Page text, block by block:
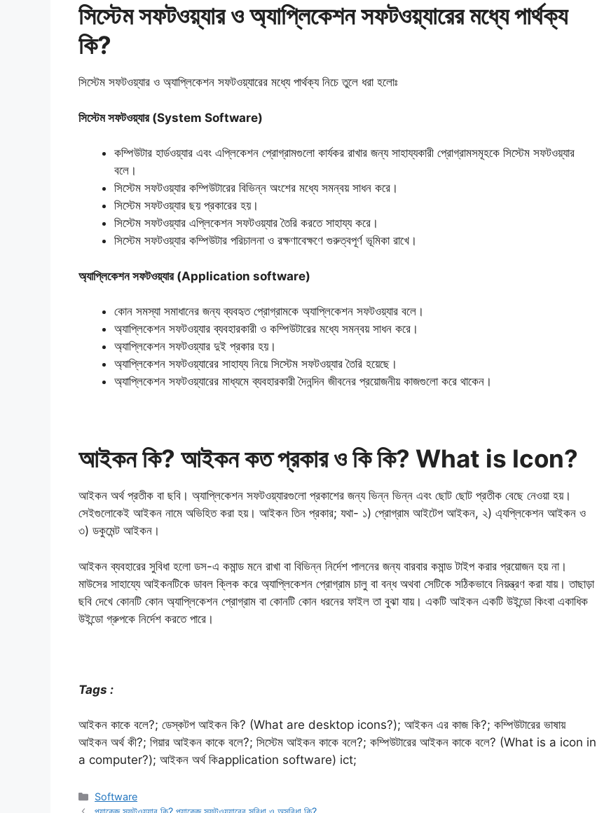
সিস্টেম সফটওয়্যার ও অ্যাপ্লিকেশন সফটওয়্যারের মধ্যে পার্থক্য
কি?
সিস্টেম সফটওয়্যার ও অ্যাপ্লিকেশন সফটওয়্যারের মধ্যে পার্থক্য নিচে তুলে ধরা হলোঃ
সিস্টেম সফটওয়্যার (System Software)
কম্পিউটার হার্ডওয়্যার এবং এপ্লিকেশন প্রোগ্রামগুলো কার্যকর রাখার জন্য সাহায্যকারী প্রোগ্রামসমূহকে সিস্টেম সফটওয়্যার
বলে।
সিস্টেম সফটওয়্যার কম্পিউটারের বিভিন্ন অংশের মধ্যে সমন্বয় সাধন করে।
সিস্টেম সফটওয়্যার ছয় প্রকারের হয়।
সিস্টেম সফটওয়্যার এপ্লিকেশন সফটওয়্যার তৈরি করতে সাহায্য করে।
সিস্টেম সফটওয়্যার কম্পিউটার পরিচালনা ও রক্ষণাবেক্ষণে গুরুত্বপূর্ণ ভূমিকা রাখে।
অ্যাপ্লিকেশন সফটওয়্যার (Application software)
কোন সমস্যা সমাধানের জন্য ব্যবহৃত প্রোগ্রামকে অ্যাপ্লিকেশন সফটওয়্যার বলে।
অ্যাপ্লিকেশন সফটওয়্যার ব্যবহারকারী ও কম্পিউটারের মধ্যে সমন্বয় সাধন করে।
অ্যাপ্লিকেশন সফটওয়্যার দুই প্রকার হয়।
অ্যাপ্লিকেশন সফটওয়্যারের সাহায্য নিয়ে সিস্টেম সফটওয়্যার তৈরি হয়েছে।
অ্যাপ্লিকেশন সফটওয়্যারের মাধ্যমে ব্যবহারকারী দৈনন্দিন জীবনের প্রয়োজনীয় কাজগুলো করে থাকেন।
আইকন কি? আইকন কত প্রকার ও কি কি? What is Icon?
আইকন অর্থ প্রতীক বা ছবি। অ্যাপ্লিকেশন সফটওয়্যারগুলো প্রকাশের জন্য ভিন্ন ভিন্ন এবং ছােট ছােট প্রতীক বেছে নেওয়া হয়।
সেইগুলােকেই আইকন নামে অভিহিত করা হয়। আইকন তিন প্রকার; যথা- ১) প্রােগ্রাম আইটেপ আইকন, ২) এ্যপ্লিকেশন আইকন ও
৩) ডকুমেন্ট আইকন।
আইকন ব্যবহারের সুবিধা হলাে ডস-এ কমান্ড মনে রাখা বা বিভিন্ন নির্দেশ পালনের জন্য বারবার কমান্ড টাইপ করার প্রয়ােজন হয় না।
মাউসের সাহায্যে আইকনটিকে ডাবল ক্লিক করে অ্যাপ্লিকেশন প্রােগ্রাম চালু বা বন্ধ অথবা সেটিকে সঠিকভাবে নিয়ন্ত্রণ করা যায়। তাছাড়া
ছবি দেখে কোনটি কোন অ্যাপ্লিকেশন প্রােগ্রাম বা কোনটি কোন ধরনের ফাইল তা বুঝা যায়। একটি আইকন একটি উইন্ডাে কিংবা একাধিক
উইন্ডাে গ্রুপকে নির্দেশ করতে পারে।
Tags :
আইকন কাকে বলে?; ডেস্কটপ আইকন কি? (What are desktop icons?); আইকন এর কাজ কি?; কম্পিউটারের ভাষায়
আইকন অর্থ কী?; গিয়ার আইকন কাকে বলে?; সিস্টেম আইকন কাকে বলে?; কম্পিউটারের আইকন কাকে বলে? (What is a icon in
a computer?); আইকন অর্থ কিapplication software) ict;
Categories
Software